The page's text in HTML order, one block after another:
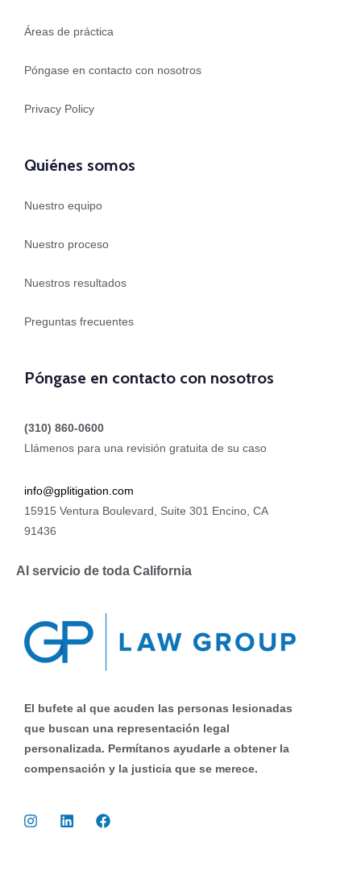
Áreas de práctica
Póngase en contacto con nosotros
Privacy Policy
Quiénes somos
Nuestro equipo
Nuestro proceso
Nuestros resultados
Preguntas frecuentes
Póngase en contacto con nosotros
(310) 860-0600
Llámenos para una revisión gratuita de su caso
info@gplitigation.com
15915 Ventura Boulevard, Suite 301 Encino, CA
91436
Al servicio de toda California
El bufete al que acuden las personas lesionadas
que buscan una representación legal
personalizada. Permítanos ayudarle a obtener la
compensación y la justicia que se merece.